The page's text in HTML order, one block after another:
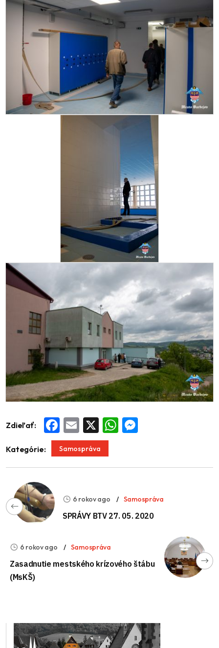
Zdieľať: Facebook
Email WhatsApp
Kategórie: Samospráva
6 rokov ago Samospráva
SPRÁVY BTV 27. 05. 2020
6 rokov ago Samospráva
Zasadnutie mestského krízového štábu
(MsKŠ)